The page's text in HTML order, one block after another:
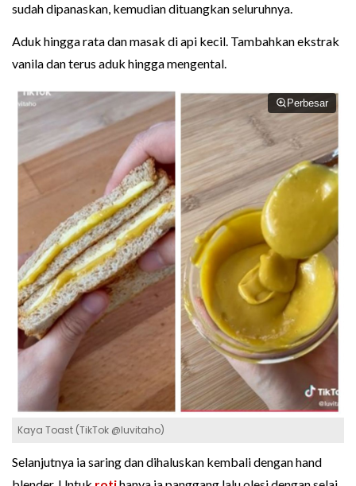
sudah dipanaskan, kemudian dituangkan seluruhnya.
Aduk hingga rata dan masak di api kecil. Tambahkan ekstrak
vanila dan terus aduk hingga mengental.
Perbesar
Kaya Toast (TikTok @luvitaho)
Selanjutnya ia saring dan dihaluskan kembali dengan hand